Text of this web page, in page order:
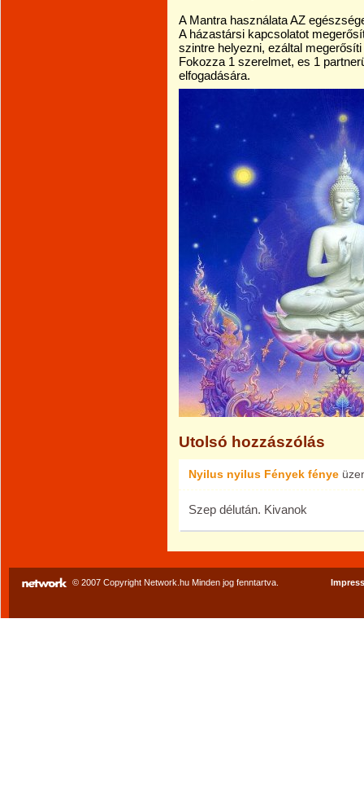
A Mantra használataAZ
A házastársi kapcsolatot
szintre helyezni, ezáltal megerősíti
Fokozza 1 szerelmet, es 1
elfogadására.
Utolsó hozzászólás
Nyilus nyilus Fények fénye
Szep délután. Kivanok
© 2007 Copyright Network.hu Minden jog fenntartva.